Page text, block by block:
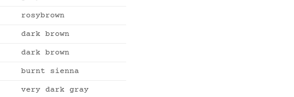
rosybrown
dark brown
dark brown
burnt sienna
very dark gray